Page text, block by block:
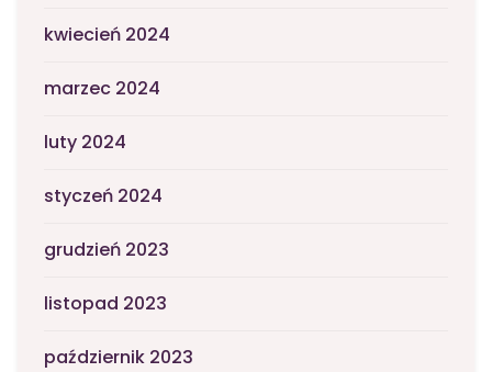
kwiecień 2024
marzec 2024
luty 2024
styczeń 2024
grudzień 2023
listopad 2023
październik 2023